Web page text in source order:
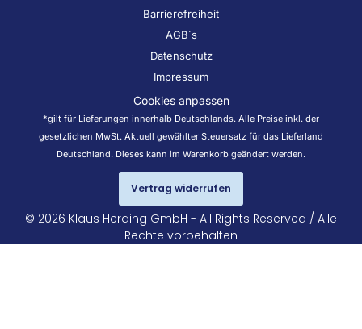
Barrierefreiheit
AGB´s
Datenschutz
Impressum
Cookies anpassen
*gilt für Lieferungen innerhalb Deutschlands. Alle Preise inkl. der
gesetzlichen MwSt. Aktuell gewählter Steuersatz für das Lieferland
Deutschland. Dieses kann im Warenkorb geändert werden.
Vertrag widerrufen
© 2026 Klaus Herding GmbH - All Rights Reserved / Alle
Rechte vorbehalten